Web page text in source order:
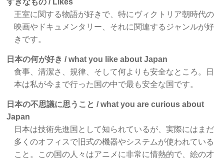
すきなもの / Likes
王室に関する物語が好きで、特にヴィクトリア朝時代の
映画やドキュメンタリー、それに関連するジャンルが好
きです。
日本の何が好き / what you like about Japan
食事、清潔さ、規律、そして何よりも安全なところ。日
本は私が今まで行った国の中で最も安全な国です。
日本の不思議に思うこと / what you are curious about
Japan
日本は技術先進国として知られているが、実際にはまだ
多くのオフィスで旧式の機器やシステムが使われている
こと。この国の人々はアニメに非常に情熱的で、絵の才